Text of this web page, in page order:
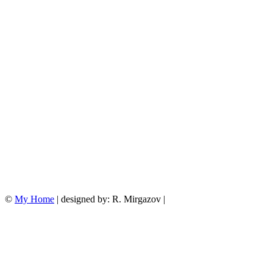
© My Home | designed by: R. Mirgazov |